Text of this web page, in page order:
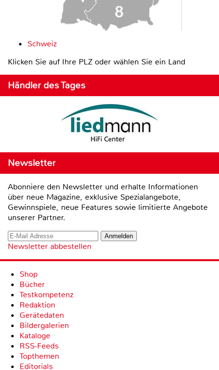
Schweiz
Klicken Sie auf Ihre PLZ oder wählen Sie ein Land
Händler des Tages
Newsletter
Abonniere den Newsletter und erhalte Informationen
über neue Magazine, exklusive Spezialangebote,
Gewinnspiele, neue Features sowie limitierte Angebote
unserer Partner.
Newsletter abbestellen
Shop
Bücher
Testkompetenz
Redaktion
Gerätedaten
Bildergalerien
Kataloge
RSS-Feeds
Topthemen
Editorials